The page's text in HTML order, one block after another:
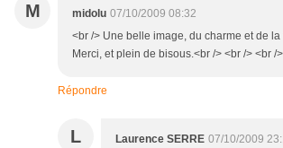
M midolu 07/10/2009 08:32
<br /> Une belle image, du charme et de la
Merci, et plein de bisous.<br /> <br /> <br />
Répondre
L Laurence SERRE 07/10/2009